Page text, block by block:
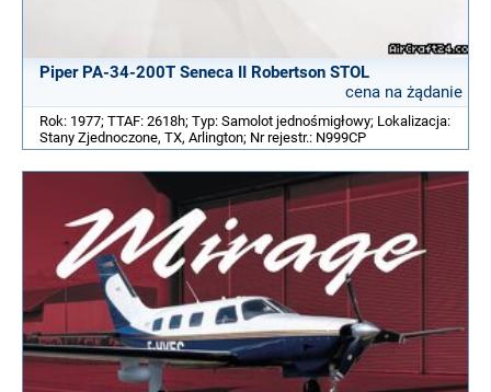
Piper PA-34-200T Seneca II Robertson STOL
cena na żądanie
Rok: 1977; TTAF: 2618h; Typ: Samolot jednośmigłowy; Lokalizacja:
Stany Zjednoczone, TX, Arlington; Nr rejestr.: N999CP